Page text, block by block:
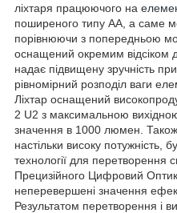
ліхтаря працюючого на
поширеного типу АА, а саме
порівнюючи з попередньою
оснащений окремим відсіком
надає підвищену зручність при
рівномірний розподіл ваги
Ліхтар оснащений
2 U2 з максимальною
значення в 1000 люмен.
настільки високу потужність,
технології для перетворення
Прецизійного Цифровий
неперевершені значення
Результатом перетворення і